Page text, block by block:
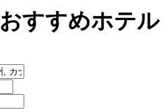
すすめホテル